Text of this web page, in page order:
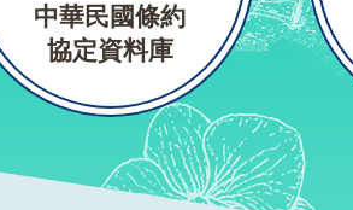
中華民國條約
協定資料庫